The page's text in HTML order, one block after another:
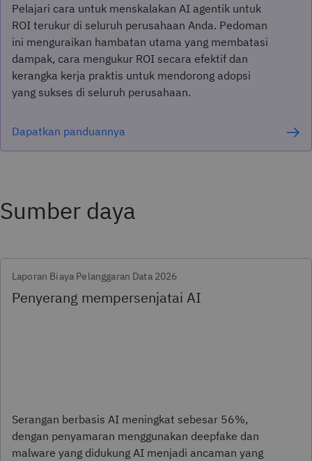
Pelajari cara untuk menskalakan AI agentik untuk
ROI terukur di seluruh perusahaan Anda. Pedoman
ini menguraikan hambatan utama yang membatasi
dampak, cara mengukur ROI secara efektif dan
kerangka kerja praktis untuk mendorong adopsi
yang sukses di seluruh perusahaan.
Dapatkan panduannya
Sumber daya
Laporan Biaya Pelanggaran Data 2026
Penyerang mempersenjatai AI
Serangan berbasis AI meningkat sebesar 56%,
dengan penyamaran menggunakan deepfake dan
malware yang didukung AI menjadi ancaman yang